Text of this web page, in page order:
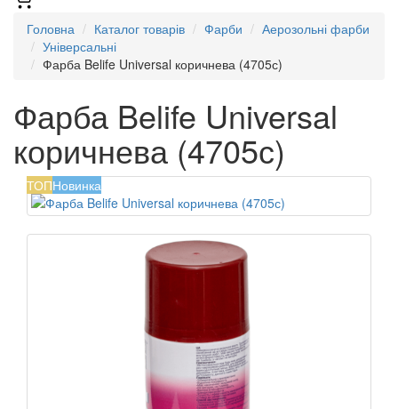
Головна Каталог товарів Фарби
Аерозольні фарби
Універсальні
Фарба Belife Universal коричнева (4705с)
Фарба Belife Universal
коричнева (4705с)
ТОПНовинка